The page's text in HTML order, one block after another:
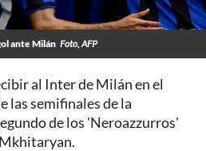
ante Milán Foto, AFP
al Inter de Milán en el
las semifinales de la
de los 'Neroazzurros'